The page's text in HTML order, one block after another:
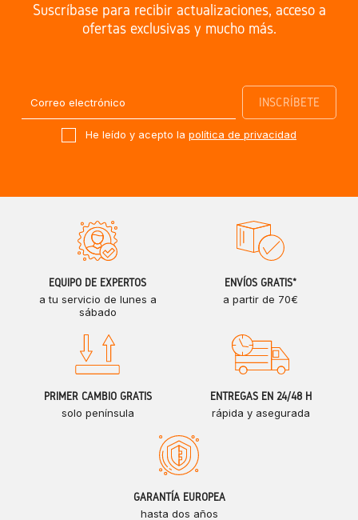
Suscríbase para recibir actualizaciones, acceso a
ofertas exclusivas y mucho más.
He leído y acepto la política de privacidad
EQUIPO DE EXPERTOS
a tu servicio de lunes a
sábado
ENVÍOS GRATIS*
a partir de 70€
PRIMER CAMBIO GRATIS
solo península
ENTREGAS EN 24/48 H
rápida y asegurada
GARANTÍA EUROPEA
hasta dos años